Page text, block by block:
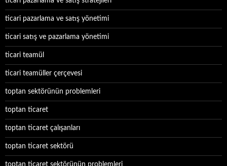
ticari pazarlama ve satış yönetimi
ticari satış ve pazarlama yönetimi
ticari teamül
ticari teamüller çerçevesi
toptan sektörünün problemleri
toptan ticaret
toptan ticaret çalışanları
toptan ticaret sektörü
toptan ticaret sektörünün problemleri